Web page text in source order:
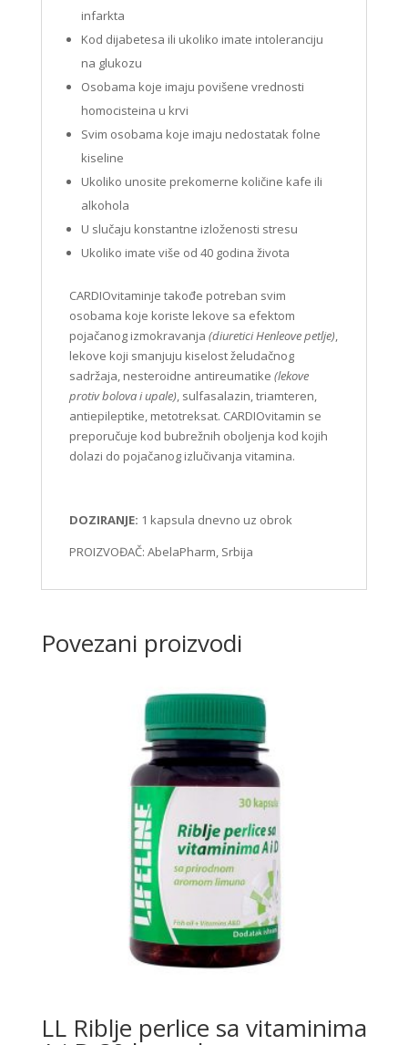
infarkta
Kod dijabetesa ili ukoliko imate intoleranciju
na glukozu
Osobama koje imaju povišene vrednosti
homocisteina u krvi
Svim osobama koje imaju nedostatak folne
kiseline
Ukoliko unosite prekomerne količine kafe ili
alkohola
U slučaju konstantne izloženosti stresu
Ukoliko imate više od 40 godina života
CARDIOvitaminje takođe potreban svim
osobama koje koriste lekove sa efektom
pojačanog izmokravanja (diuretici Henleove petlje),
lekove koji smanjuju kiselost želudačnog
sadržaja, nesteroidne antireumatike (lekove
protiv bolova i upale), sulfasalazin, triamteren,
antiepileptike, metotreksat. CARDIOvitamin se
preporučuje kod bubrežnih oboljenja kod kojih
dolazi do pojačanog izlučivanja vitamina.
DOZIRANJE: 1 kapsula dnevno uz obrok
PROIZVOĐAČ: AbelaPharm, Srbija
Povezani proizvodi
LL Riblje perlice sa vitaminima